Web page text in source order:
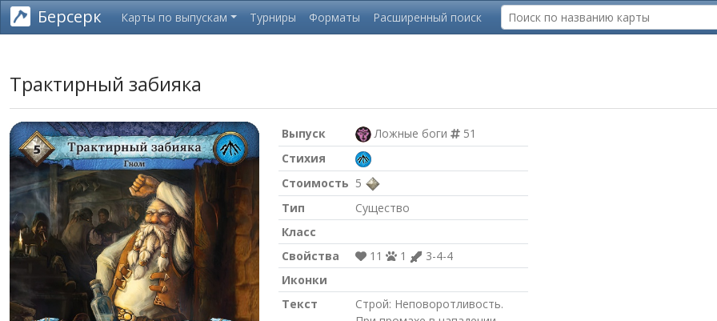
Берсерк Карты по выпускам Турниры Форматы Расширенный поиск
Трактирный забияка
Выпуск Ложные боги
51
Стихия
Стоимость 5
Тип
Существо
Класс
Свойства
11 1
3-4-4
Иконки
Текст
Строй: Неповоротливость.